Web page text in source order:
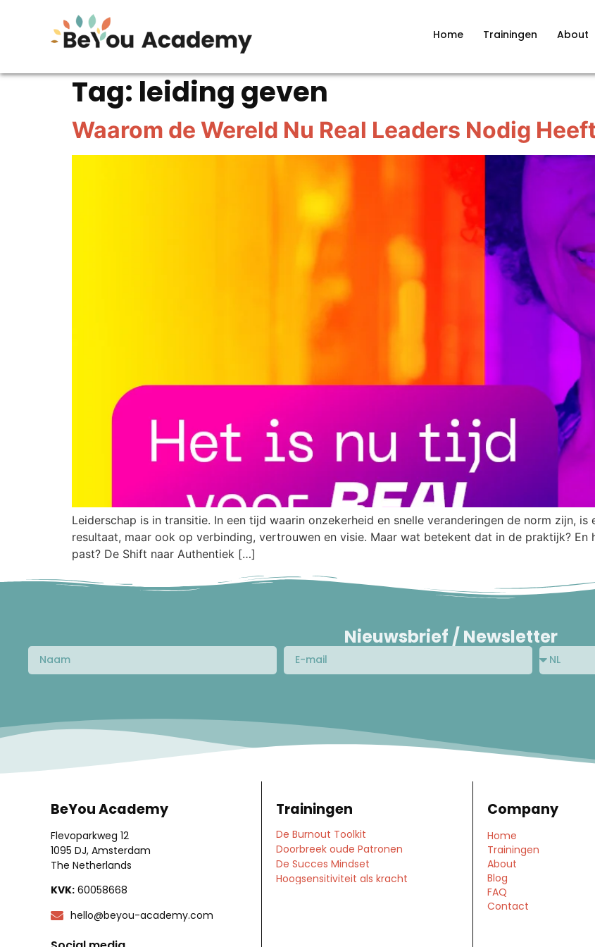
Home Trainingen About
Tag: leiding geven
Waarom de Wereld Nu Real Leaders Nodig
Leiderschap is in transitie. In een tijd waarin onzekerheid en snelle veranderingen de norm zijn,
resultaat, maar ook op verbinding, vertrouwen en visie. Maar wat betekent dat in de praktijk?
past? De Shift naar Authentiek […]
Nieuwsbrief / Newsletter
BeYou Academy
Flevoparkweg 12
1095 DJ, Amsterdam
The Netherlands
KVK: 60058668
hello@beyou-academy.com
Trainingen
De Burnout Toolkit
Doorbreek oude Patronen
De Succes Mindset
Hoogsensitiviteit als kracht
Company
Home
Trainingen
About
Blog
FAQ
Contact